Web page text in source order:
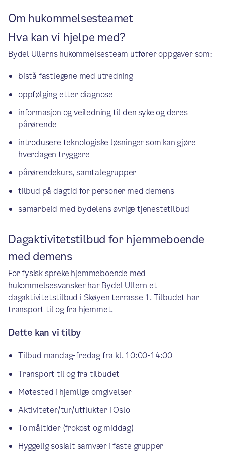
Om hukommelsesteamet
Hva kan vi hjelpe med?
Bydel Ullerns hukommelsesteam utfører oppgaver som:
bistå fastlegene med utredning
oppfølging etter diagnose
informasjon og veiledning til den syke og deres
pårørende
introdusere teknologiske løsninger som kan gjøre
hverdagen tryggere
pårørendekurs, samtalegrupper
tilbud på dagtid for personer med demens
samarbeid med bydelens øvrige tjenestetilbud
Dagaktivitetstilbud for hjemmeboende
med demens
For fysisk spreke hjemmeboende med
hukommelsesvansker har Bydel Ullern et
dagaktivitetstilbud i Skøyen terrasse 1. Tilbudet har
transport til og fra hjemmet.
Dette kan vi tilby
Tilbud mandag-fredag fra kl. 10:00-14:00
Transport til og fra tilbudet
Møtested i hjemlige omgivelser
Aktiviteter/tur/utflukter i Oslo
To måltider (frokost og middag)
Hyggelig sosialt samvær i faste grupper